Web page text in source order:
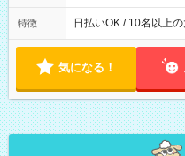
12時～21時
特徴 日払いOK / 10名以上
気になる！